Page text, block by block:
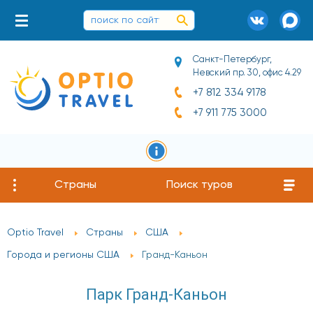
Санкт-Петербург,
Невский пр. 30, офис 4.29
+7 812 334 9178
+7 911 775 3000
Страны Поиск туров
Optio Travel Страны США
Города и регионы США Гранд-Каньон
Парк Гранд-Каньон